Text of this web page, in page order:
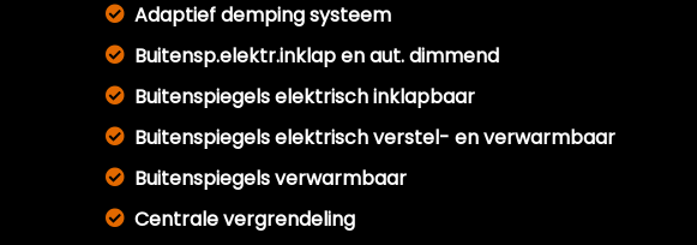
Adaptief demping systeem
Buitensp.elektr.inklap en aut. dimmend
Buitenspiegels elektrisch inklapbaar
Buitenspiegels elektrisch verstel- en verwarmbaar
Buitenspiegels verwarmbaar
Centrale vergrendeling